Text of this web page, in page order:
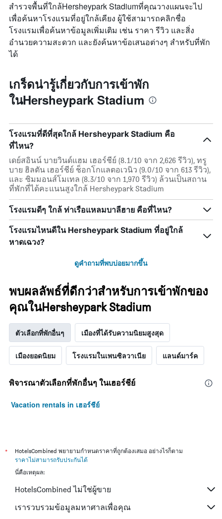
สำรวจพื้นที่ใกล้Hersheypark Stadiumที่คุณวางแผนจะไป
เพื่อค้นหาโรงแรมที่อยู่ใกล้เคียง ผู้ใช้สามารถคลิกชื่อ
โรงแรมเพื่อค้นหาข้อมูลเพิ่มเติม เช่น ราคา รีวิว และสิ่ง
อำนวยความสะดวก และยังค้นหาข้อเสนอต่างๆ สำหรับที่พัก
ได้
เกร็ดน่ารู้เกี่ยวกับการเข้าพัก
ในHersheypark Stadium
โรงแรมที่ดีที่สุดใกล้ Hersheypark Stadium คือ
ที่ไหน?
เดย์สอินน์ บายวินด์แฮม เฮอร์ชีย์ (8.1/10 จาก 2,626 รีวิว), ทรู
บาย ฮิลตัน เฮอร์ชีย์ ช็อกโกแลตอเวนิว (9.0/10 จาก 613 รีวิว),
และ ซิมมอนส์โมเทล (8.3/10 จาก 1,970 รีวิว) ล้วนเป็นสถาน
ที่พักที่ได้คะแนนสูงใกล้ Hersheypark Stadium
โรงแรมดีๆ ใกล้ ท่าเรือแหลมบาลีฮาย คือที่ไหน?
โรงแรมไหนดีใน Hersheypark Stadium ที่อยู่ใกล้
หาดเฉวง?
ดูคำถามที่พบบ่อยมากขึ้น
พบผลลัพธ์ที่ดีกว่าสำหรับการเข้าพักของ
คุณในHersheypark Stadium
ตัวเลือกที่พักอื่นๆ เมืองที่ได้รับความนิยมสูงสุด
เมืองยอดนิยม โรงแรมในเพนซิลวาเนีย แลนด์มาร์ค
พิจารณาตัวเลือกที่พักอื่นๆ ในเฮอร์ชีย์
Vacation rentals in เฮอร์ชีย์
*
HotelsCombined พยายามกำหนดราคาที่ถูกต้องเสมอ อย่างไรก็ตาม
ราคาไม่สามารถรับประกันได้
นี่คือเหตุผล:
HotelsCombined ไม่ใช่ผู้ขาย
เรารวบรวมข้อมูลมหาศาลเพื่อคุณ